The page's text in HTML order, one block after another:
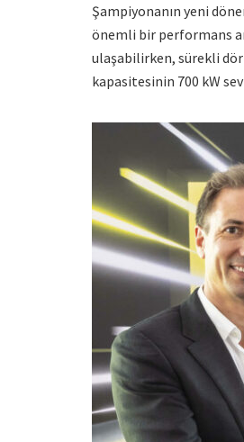
Şampiyonanın yeni
önemli bir performans
ulaşabilirken, sürekli
kapasitesinin 700 kW